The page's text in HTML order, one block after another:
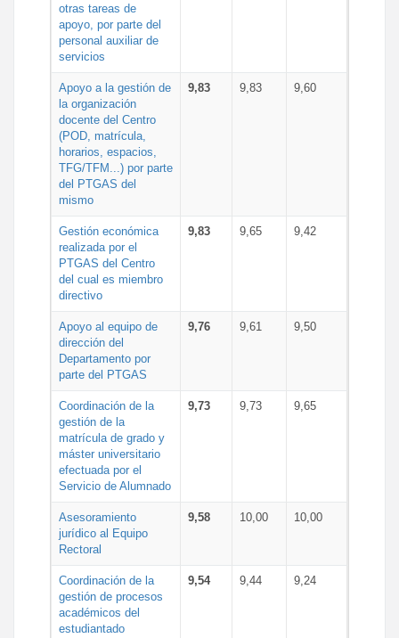
otras tareas de
apoyo, por parte del
personal auxiliar de
servicios
Apoyo a la gestión de
la organización
docente del Centro
(POD, matrícula,
horarios, espacios,
TFG/TFM...) por parte
del PTGAS del
mismo
9,83 9,83 9,60
Gestión económica
realizada por el
PTGAS del Centro
del cual es miembro
directivo
9,83 9,65 9,42
Apoyo al equipo de
dirección del
Departamento por
parte del PTGAS
9,76 9,61 9,50
Coordinación de la
gestión de la
matrícula de grado y
máster universitario
efectuada por el
Servicio de Alumnado
9,73 9,73 9,65
Asesoramiento
jurídico al Equipo
Rectoral
9,58 10,00 10,00
Coordinación de la
gestión de procesos
académicos del
estudiantado
9,54 9,44 9,24